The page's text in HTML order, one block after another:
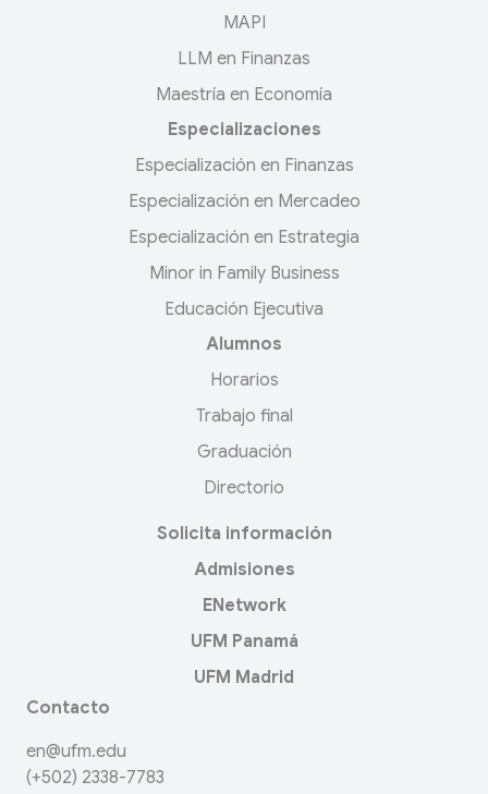
MAPI
LLM en Finanzas
Maestría en Economía
Especializaciones
Especialización en Finanzas
Especialización en Mercadeo
Especialización en Estrategia
Minor in Family Business
Educación Ejecutiva
Alumnos
Horarios
Trabajo final
Graduación
Directorio
Solicita información
Admisiones
ENetwork
UFM Panamá
UFM Madrid
Contacto
en@ufm.edu
(+502) 2338-7783